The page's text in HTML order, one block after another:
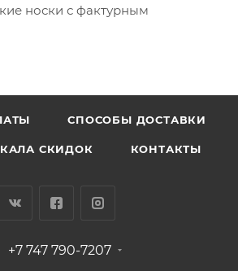
носки с фактурным
СПОСОБЫ ДОСТАВКИ
СКИДОК КОНТАКТЫ
+7 747 790-7207